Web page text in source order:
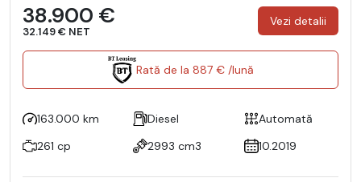
38.900 €
32.149 € NET
Vezi detalii
Rată de la 887 € /lună
163.000 km Diesel
Automată
261 cp
2993 cm3 10.2019